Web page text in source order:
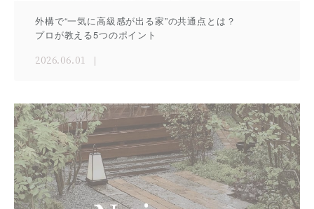
外構で“一気に高級感が出る家”の共通点とは？
プロが教える5つのポイント
2026.06.01